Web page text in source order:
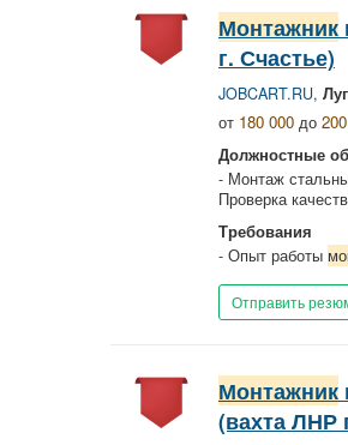
Монтажник
г. Счастье)
JOBCART.RU,
от 180 000 до
Должностные
- Монтаж
Проверка
Требования
- Опыт работы
Отправить
Монтажник
(вахта ЛНР